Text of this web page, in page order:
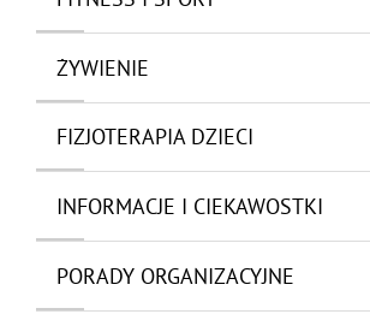
ŻYWIENIE
FIZJOTERAPIA DZIECI
INFORMACJE I CIEKAWOSTKI
PORADY ORGANIZACYJNE